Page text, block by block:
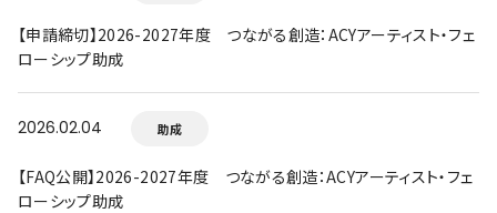
【申請締切】2026-2027年度 つながる創造：ACYアーティスト・フェ
ローシップ助成
2026.02.04 助成
【FAQ公開】2026-2027年度 つながる創造：ACYアーティスト・フェ
ローシップ助成